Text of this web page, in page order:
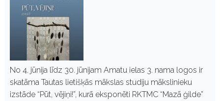
No 4. jūnija līdz 30. jūnijam Amatu ielas 3. nama logos ir
skatāma Tautas lietišķās mākslas studiju mākslinieku
izstāde “Pūt, vējiņi!”, kurā eksponēti RKTMC “Mazā ģilde”